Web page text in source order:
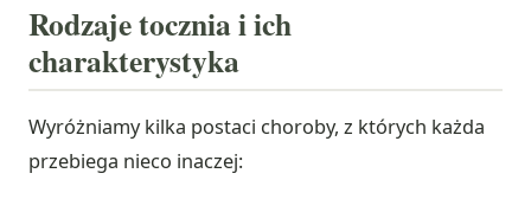
Rodzaje tocznia i ich
charakterystyka
Wyróżniamy kilka postaci choroby, z których każda
przebiega nieco inaczej: